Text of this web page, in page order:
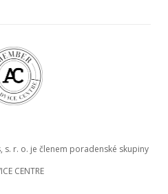
s. r. o. je členem poradenské skupiny
CENTRE